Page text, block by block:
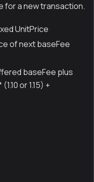
for a new transaction.
UnitPrice
of next baseFee
baseFee plus
or 1.15) +